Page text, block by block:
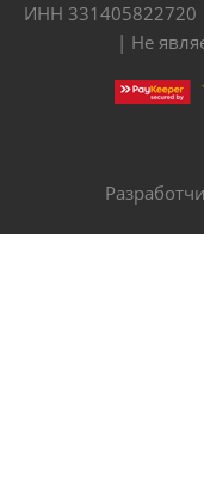
ИНН
| Не